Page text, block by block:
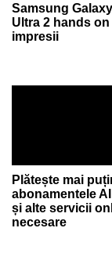
Samsung
Ultra 2 hands on
impresii
Plătește mai
abonamentele
și alte servicii
necesare